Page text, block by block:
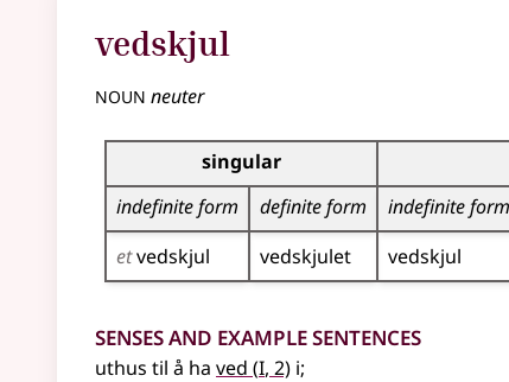
vedskjul
noun neuter
Inflection table for this noun
singular
indefinite form
definite form indefinite form
etvedskjul vedskjulet vedskjul
Senses and Example Sentences
uthus til å ha ved (1
I, 2) i;